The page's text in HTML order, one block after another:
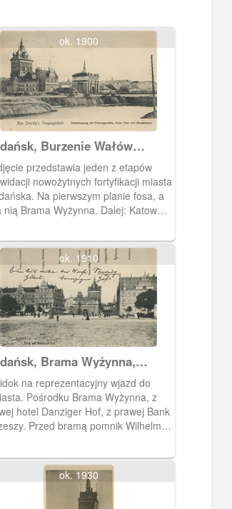
ok. 1900
Burzenie Wałów
Brama Wyżynna z
Więzienną, Danzig
der
Hohe Thor mit
przedstawia jeden z etapów
nowożytnych fortyfikacji miasta
Na pierwszym planie fosa, a
nią Brama Wyżynna. Dalej: Katownia
ok. 1910
Brama Wyżynna,
Tor
na reprezentacyjny wjazd do
Pośrodku Brama Wyżynna, z
hotel Danziger Hof, z prawej Bank
Przed bramą pomnik Wilhelma
ok. 1930